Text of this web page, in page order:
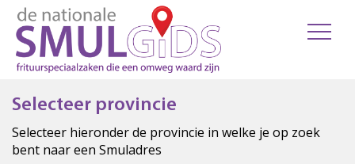
Selecteer provincie
Selecteer hieronder de provincie in welke je op zoek
bent naar een Smuladres